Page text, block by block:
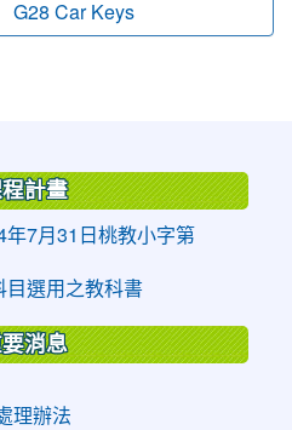
G28 Car Keys
計畫
7月31日桃教小字第
目選用之教科書
消息
理辦法